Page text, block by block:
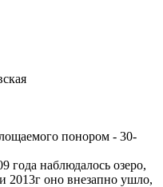
понором - 30-
года наблюдалось озеро,
2013г оно внезапно ушло,